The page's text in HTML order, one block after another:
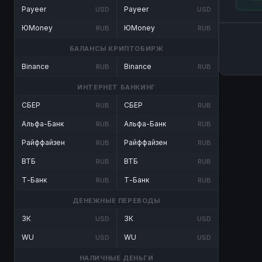
Payeer USD
ЮMoney RUB
Payeer USD
ЮMoney RUB
БАЛАНСЫ КРИПТОБИРЖ
Binance RUB Binance RUB
ИНТЕРНЕТ БАНКИНГ
СБЕР RUB
Альфа-Банк RUB
Райффайзен RUB
ВТБ RUB
Т-Банк RUB
СБЕР RUB
Альфа-Банк RUB
Райффайзен RUB
ВТБ RUB
Т-Банк RUB
ДЕНЕЖНЫЕ ПЕРЕВОДЫ
ЗК USD
WU USD
ЗК USD
WU USD
НАЛИЧНЫЕ ДЕНЬГИ